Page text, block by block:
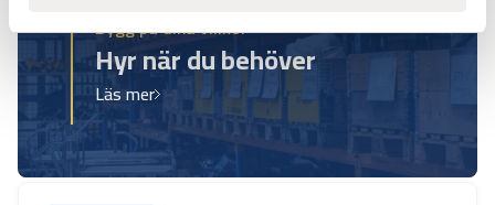
Bygg på dina villkor
Hyr när du behöver
Läs mer